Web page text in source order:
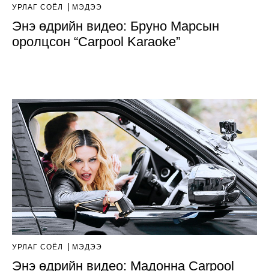
УРЛАГ СОЁЛ МЭДЭЭ
Энэ өдрийн видео: Бруно Марсын
оролцсон “Carpool Karaoke”
УРЛАГ СОЁЛ МЭДЭЭ
Энэ өдрийн видео: Мадонна Carpool